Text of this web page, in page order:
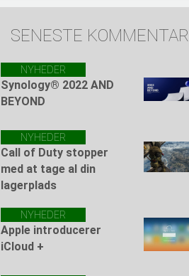
SENESTE KOMMENTAR
NYHEDER
Synology® 2022 AND
BEYOND
NYHEDER
Call of Duty stopper
med at tage al din
lagerplads
NYHEDER
Apple introducerer
iCloud +